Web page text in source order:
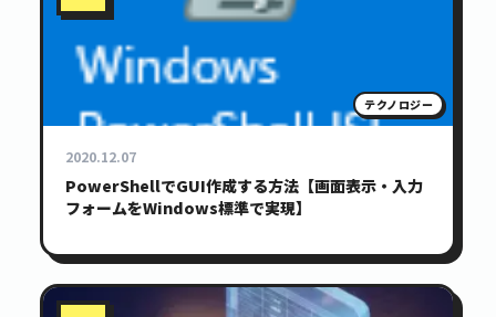
テクノロジー
2020.12.07
PowerShellでGUI作成する方法【画面表示・入力
フォームをWindows標準で実現】